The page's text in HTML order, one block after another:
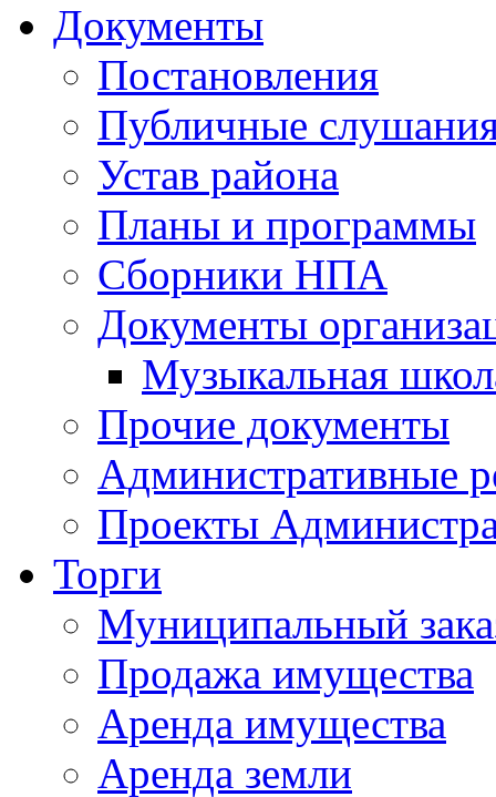
Документы
Постановления
Публичные
Устав района
Планы и программы
Сборники НПА
Документы
Музыкальная
Прочие документы
Административные
Проекты
Торги
Муниципальный
Продажа имущества
Аренда имущества
Аренда земли